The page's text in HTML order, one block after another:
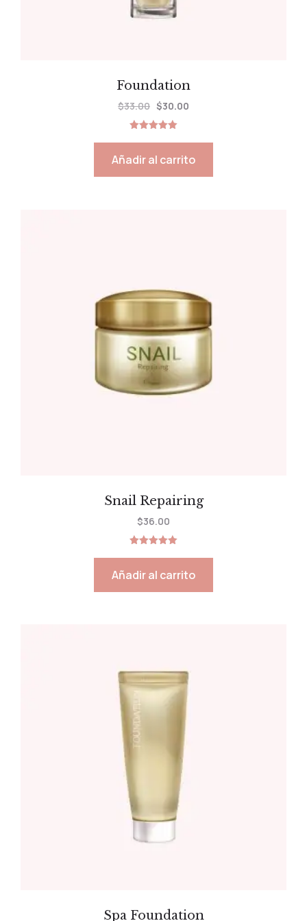
Foundation
5.00
de 5
$33.00 $30.00
Añadir al carrito
Snail Repairing
5.00
de 5
$36.00
Añadir al carrito
Spa Foundation